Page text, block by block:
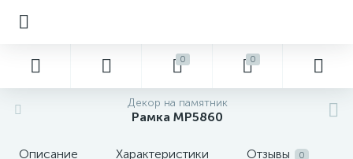
0 0
Декор на памятник
Рамка MP5860
Описание Характеристики Отзывы 0